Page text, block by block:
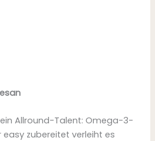
Allround-Talent: Omega-3-
easy zubereitet verleiht es